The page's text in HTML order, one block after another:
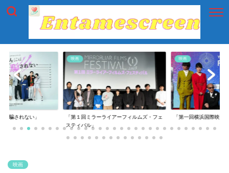
は騙されない」
映画
「第１回ミラーライアーフィルムズ・フェ
スティバル」
映画
「第一回横浜国際映画
映画